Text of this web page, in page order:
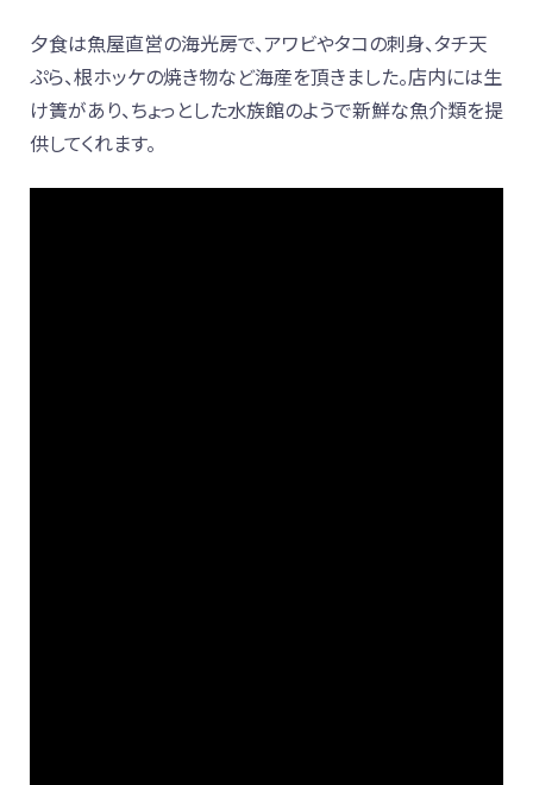
夕食は魚屋直営の海光房で、アワビやタコの刺身、タチ天
ぷら、根ホッケの焼き物など海産を頂きました。店内には生
け簀があり、ちょっとした水族館のようで新鮮な魚介類を提
供してくれます。